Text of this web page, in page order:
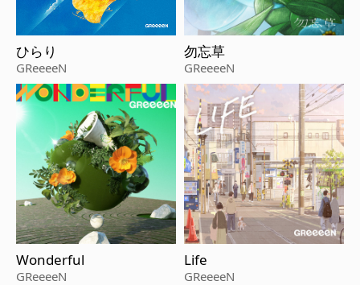
ひらり
GReeeeN
勿忘草
GReeeeN
Wonderful
GReeeeN
Life
GReeeeN